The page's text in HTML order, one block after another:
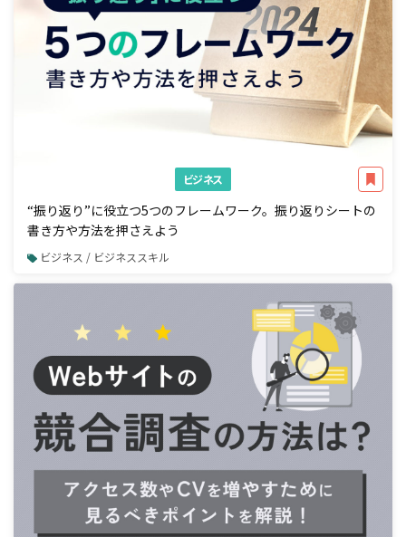
ビジネス
“振り返り”に役立つ5つのフレームワーク。振り返りシートの
書き方や方法を押さえよう
ビジネス / ビジネススキル